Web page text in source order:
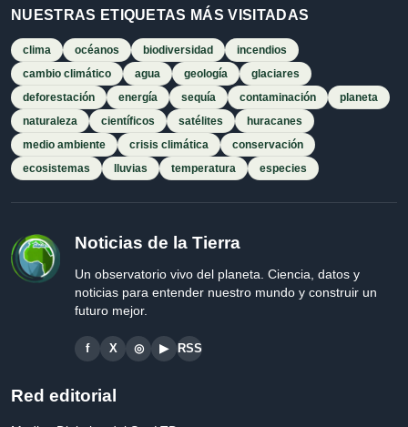
NUESTRAS ETIQUETAS MÁS VISITADAS
clima océanos biodiversidad
incendios
cambio climático
agua geología
glaciares
deforestación
energía sequía contaminación
planeta
naturaleza
científicos satélites
huracanes
medio ambiente
crisis climática
conservación
ecosistemas
lluvias temperatura especies
Noticias de la Tierra
Un observatorio vivo del planeta. Ciencia, datos y
noticias para entender nuestro mundo y construir un
futuro mejor.
f X ◎ ▶ RSS
Red editorial